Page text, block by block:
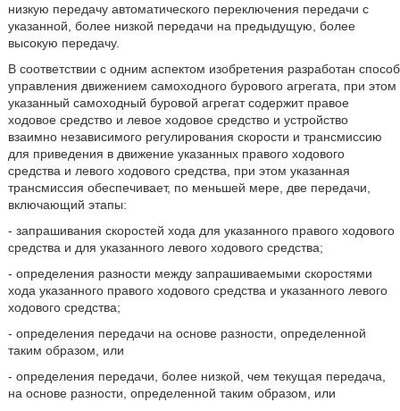
низкую передачу автоматического переключения передачи с
указанной, более низкой передачи на предыдущую, более
высокую передачу.
В соответствии с одним аспектом изобретения разработан способ
управления движением самоходного бурового агрегата, при этом
указанный самоходный буровой агрегат содержит правое
ходовое средство и левое ходовое средство и устройство
взаимно независимого регулирования скорости и трансмиссию
для приведения в движение указанных правого ходового
средства и левого ходового средства, при этом указанная
трансмиссия обеспечивает, по меньшей мере, две передачи,
включающий этапы:
- запрашивания скоростей хода для указанного правого ходового
средства и для указанного левого ходового средства;
- определения разности между запрашиваемыми скоростями
хода указанного правого ходового средства и указанного левого
ходового средства;
- определения передачи на основе разности, определенной
таким образом, или
- определения передачи, более низкой, чем текущая передача,
на основе разности, определенной таким образом, или